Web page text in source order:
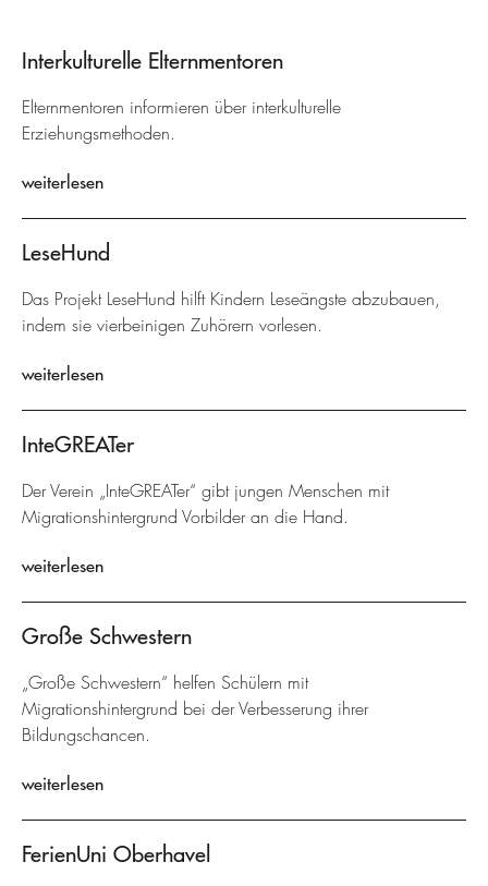
Interkulturelle Elternmentoren
Elternmentoren informieren über interkulturelle
Erziehungsmethoden.
weiterlesen
LeseHund
Das Projekt LeseHund hilft Kindern Leseängste abzubauen,
indem sie vierbeinigen Zuhörern vorlesen.
weiterlesen
InteGREATer
Der Verein „InteGREATer“ gibt jungen Menschen mit
Migrationshintergrund Vorbilder an die Hand.
weiterlesen
Große Schwestern
„Große Schwestern“ helfen Schülern mit
Migrationshintergrund bei der Verbesserung ihrer
Bildungschancen.
weiterlesen
FerienUni Oberhavel